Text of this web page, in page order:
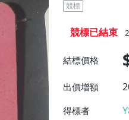
競標
競標已結束
結標價格
出價增額
得標者